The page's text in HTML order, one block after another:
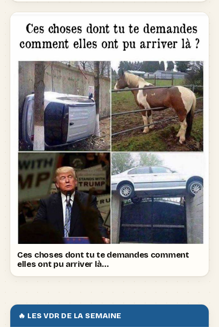
Ces choses dont tu te demandes comment
elles ont pu arriver là…
🔥 LES VDR DE LA SEMAINE